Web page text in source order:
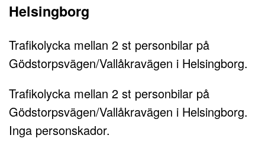
Helsingborg
Trafikolycka mellan 2 st personbilar på
Gödstorpsvägen/Vallåkravägen i Helsingborg.
Trafikolycka mellan 2 st personbilar på
Gödstorpsvägen/Vallåkravägen i Helsingborg.
Inga personskador.